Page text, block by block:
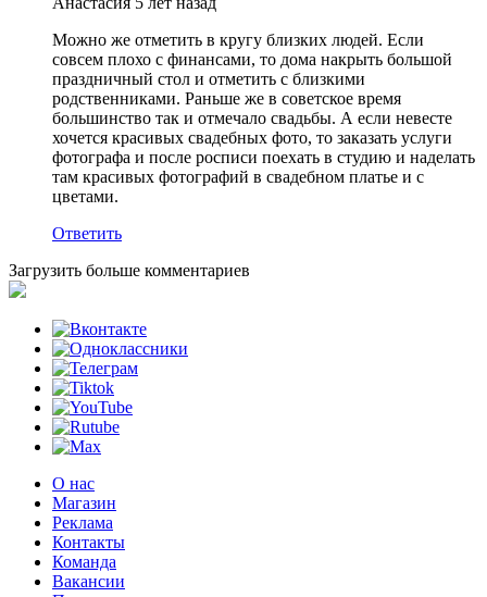
Можно же отметить в кругу близких людей. Если
совсем плохо с финансами, то дома накрыть большой
праздничный стол и отметить с близкими
родственниками. Раньше же в советское время
большинство так и отмечало свадьбы. А если невесте
хочется красивых свадебных фото, то заказать услуги
фотографа и после росписи поехать в студию и наделать
там красивых фотографий в свадебном платье и с
цветами.
Ответить
Загрузить больше комментариев
О нас
Магазин
Реклама
Контакты
Команда
Вакансии